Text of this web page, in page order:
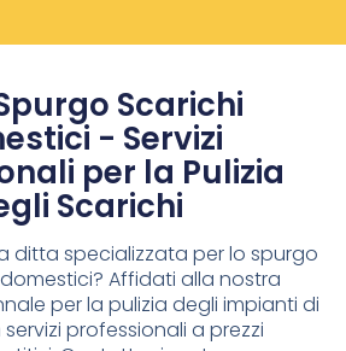
Scarichi
- Servizi
per la Pulizia
Scarichi
ditta specializzata per lo spurgo
Affidati alla nostra
per la pulizia degli impianti di
professionali a prezzi